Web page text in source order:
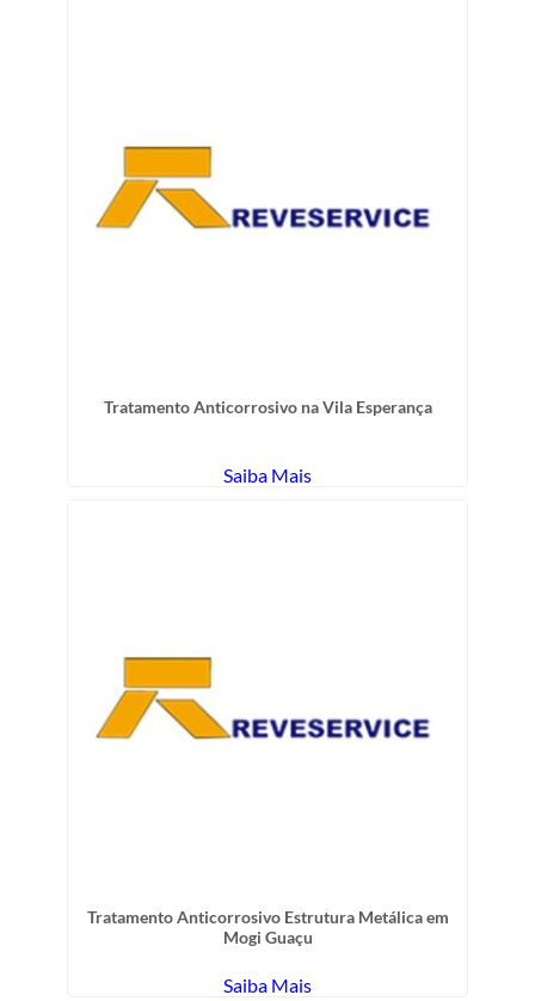
Tratamento Anticorrosivo na Vila Esperança
Saiba Mais
Tratamento Anticorrosivo Estrutura Metálica em
Mogi Guaçu
Saiba Mais